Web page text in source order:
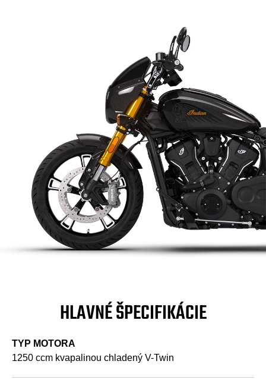
HLAVNÉ ŠPECIFIKÁCIE
TYP MOTORA
1250 ccm kvapalinou chladený V-Twin